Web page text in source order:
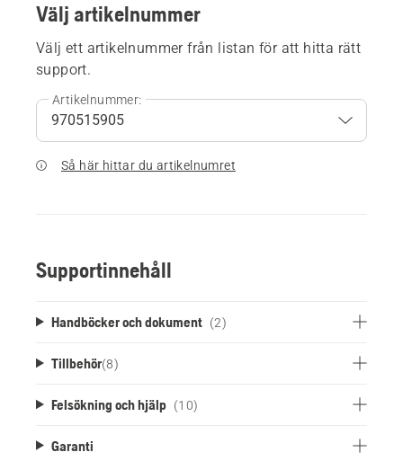
Välj artikelnummer
Välj ett artikelnummer från listan för att hitta rätt
support.
Artikelnummer:
Så här hittar du artikelnumret
Supportinnehåll
Handböcker och dokument (2)
Tillbehör(8)
Felsökning och hjälp (10)
Garanti